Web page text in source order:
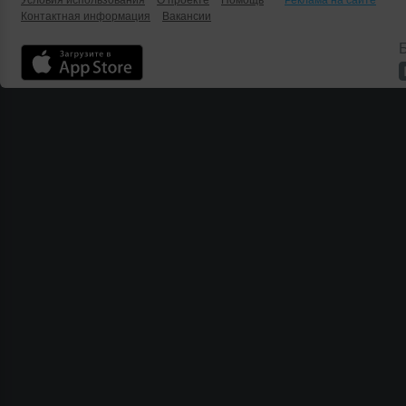
Контактная информация
Вакансии